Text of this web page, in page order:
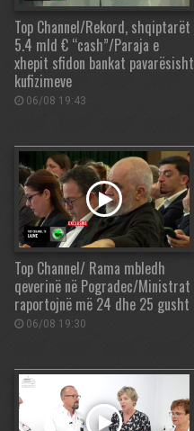
Top Channel/Rekord, shqiptarët
5.4 mld € “cash”/Paraja e
xhepit sfidon bankat pavarësisht
kufizimeve
06/08 19:43
Top Channel/ Rama mbledh
qeverinë në Pogradec/Ministrat
raportojnë më 24 dhe 25 gusht
06/08 19:30